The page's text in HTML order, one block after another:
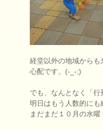
経堂以外の地域から
心配です。(-_-;)
でも、なんとなく「行
明日はもう人数的にも
まだまだ１０月の水